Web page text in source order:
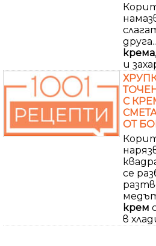
крема
и
С
ОТ
се
крем
в